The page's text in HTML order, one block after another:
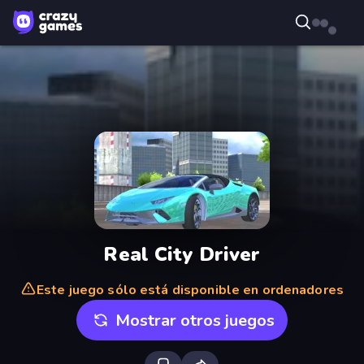
Real City Driver
Este juego sólo está disponible en ordenadores
Mostrar otros juegos